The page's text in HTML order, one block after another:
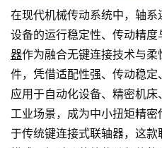
在现代机械传动系统中，轴
设备的运行稳定性、传动精度
器作为融合无键连接技术与
件，凭借适配性强、传动稳
应用于自动化设备、精密机
工业场景，成为中小扭矩精
于传统键连接式联轴器，这